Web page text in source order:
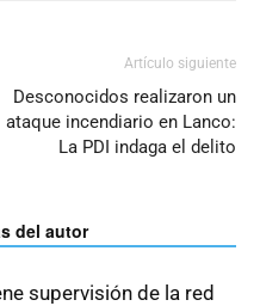
Artículo siguiente
Desconocidos realizaron un
ataque incendiario en Lanco:
La PDI indaga el delito
del autor
supervisión de la red